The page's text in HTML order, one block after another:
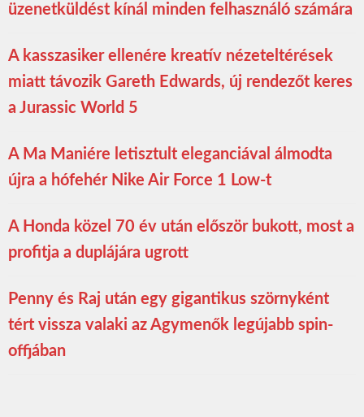
üzenetküldést kínál minden felhasználó számára
A kasszasiker ellenére kreatív nézeteltérések
miatt távozik Gareth Edwards, új rendezőt keres
a Jurassic World 5
A Ma Maniére letisztult eleganciával álmodta
újra a hófehér Nike Air Force 1 Low-t
A Honda közel 70 év után először bukott, most a
profitja a duplájára ugrott
Penny és Raj után egy gigantikus szörnyként
tért vissza valaki az Agymenők legújabb spin-
offjában